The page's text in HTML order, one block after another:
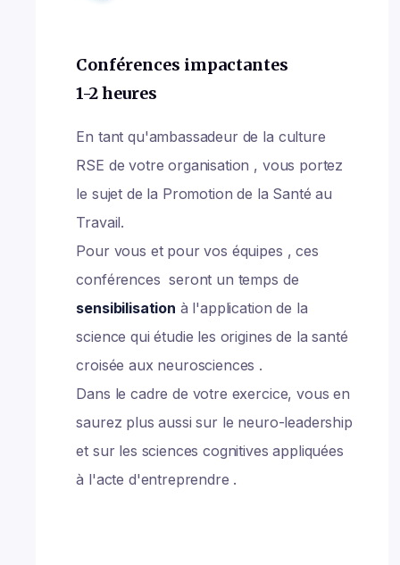
Conférences impactantes
1-2 heures
En tant qu'ambassadeur de la culture
RSE de votre organisation , vous portez
le sujet de la Promotion de la Santé au
Travail.
Pour vous et pour vos équipes , ces
conférences seront un temps de
sensibilisation à l'application de la
science qui étudie les origines de la santé
croisée aux neurosciences .
Dans le cadre de votre exercice, vous en
saurez plus aussi sur le neuro-leadership
et sur les sciences cognitives appliquées
à l'acte d'entreprendre .